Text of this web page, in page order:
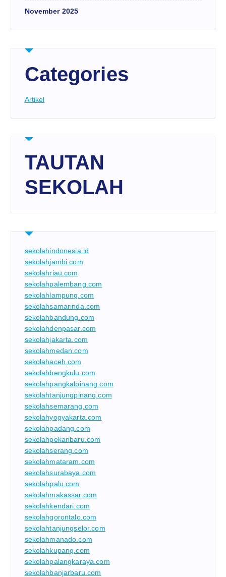
November 2025
Categories
Artikel
TAUTAN
SEKOLAH
sekolahindonesia.id
sekolahjambi.com
sekolahriau.com
sekolahpalembang.com
sekolahlampung.com
sekolahsamarinda.com
sekolahbandung.com
sekolahdenpasar.com
sekolahjakarta.com
sekolahmedan.com
sekolahaceh.com
sekolahbengkulu.com
sekolahpangkalpinang.com
sekolahtanjungpinang.com
sekolahsemarang.com
sekolahyogyakarta.com
sekolahpadang.com
sekolahpekanbaru.com
sekolahserang.com
sekolahmataram.com
sekolahsurabaya.com
sekolahpalu.com
sekolahmakassar.com
sekolahkendari.com
sekolahgorontalo.com
sekolahtanjungselor.com
sekolahmanado.com
sekolahkupang.com
sekolahpalangkaraya.com
sekolahbanjarbaru.com